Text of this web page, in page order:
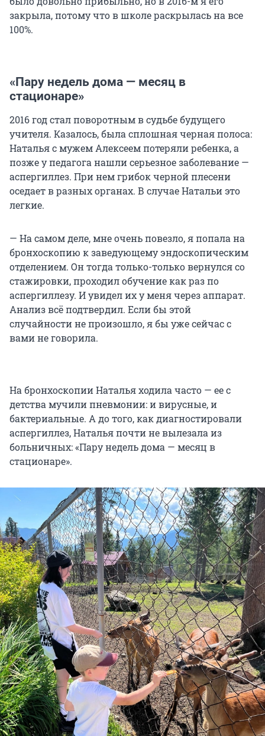
закрыла, потому что в школе раскрылась на все
100%.
«Пару недель дома — месяц в
стационаре»
2016 год стал поворотным в судьбе будущего
учителя. Казалось, была сплошная черная полоса:
Наталья с мужем Алексеем потеряли ребенка, а
позже у педагога нашли серьезное заболевание —
аспергиллез. При нем грибок черной плесени
оседает в разных органах. В случае Натальи это
легкие.
— На самом деле, мне очень повезло, я попала на
бронхоскопию к заведующему эндоскопическим
отделением. Он тогда только-только вернулся со
стажировки, проходил обучение как раз по
аспергиллезу. И увидел их у меня через аппарат.
Анализ всё подтвердил. Если бы этой
случайности не произошло, я бы уже сейчас с
вами не говорила.
На бронхоскопии Наталья ходила часто — ее с
детства мучили пневмонии: и вирусные, и
бактериальные. А до того, как диагностировали
аспергиллез, Наталья почти не вылезала из
больничных: «Пару недель дома — месяц в
стационаре».